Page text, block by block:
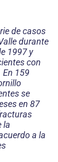
de casos
durante
1997 y
con
159
se
en 87
la
a la